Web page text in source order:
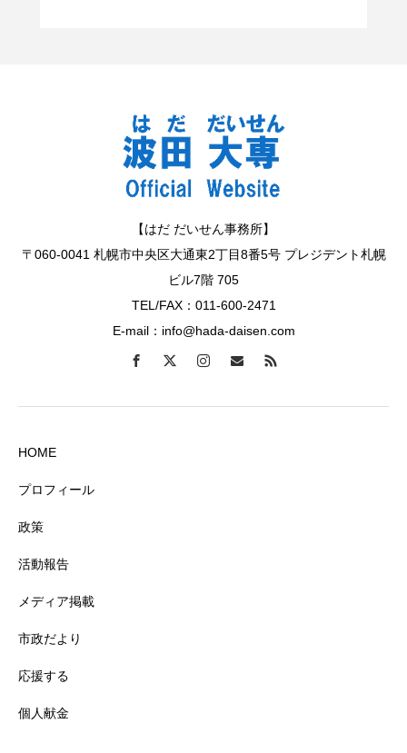
【はだ だいせん事務所】
〒060-0041 札幌市中央区大通東2丁目8番5号 プレジデント札幌
ビル7階 705
TEL/FAX：011-600-2471
E-mail：info@hada-daisen.com
HOME
プロフィール
政策
活動報告
メディア掲載
市政だより
応援する
個人献金